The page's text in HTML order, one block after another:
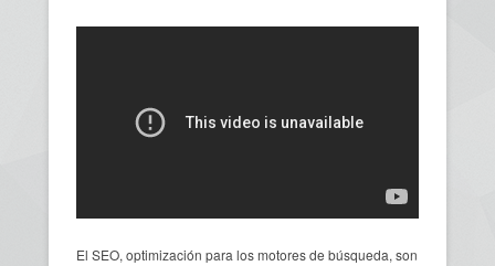
El SEO, optimización para los motores de búsqueda, son